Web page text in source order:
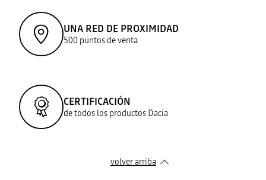
UNA RED DE PROXIMIDAD
500 puntos de venta
CERTIFICACIÓN
de todos los productos Dacia
volver arriba